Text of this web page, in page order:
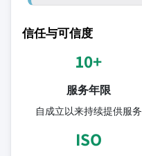
信任与可信度
10+
服务年限
自成立以来持续提供服务
ISO